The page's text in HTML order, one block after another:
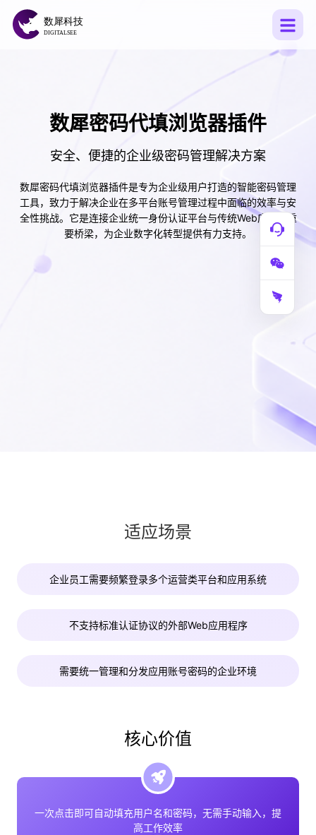
数犀密码代填浏览器插件
安全、便捷的企业级密码管理解决方案
数犀密码代填浏览器插件是专为企业级用户打造的智能密码管理
工具，致力于解决企业在多平台账号管理过程中面临的效率与安
全性挑战。它是连接企业统一身份认证平台与传统Web应用的重
要桥梁，为企业数字化转型提供有力支持。
适应场景
企业员工需要频繁登录多个运营类平台和应用系统
不支持标准认证协议的外部Web应用程序
需要统一管理和分发应用账号密码的企业环境
核心价值
一次点击即可自动填充用户名和密码，无需手动输入，提
高工作效率